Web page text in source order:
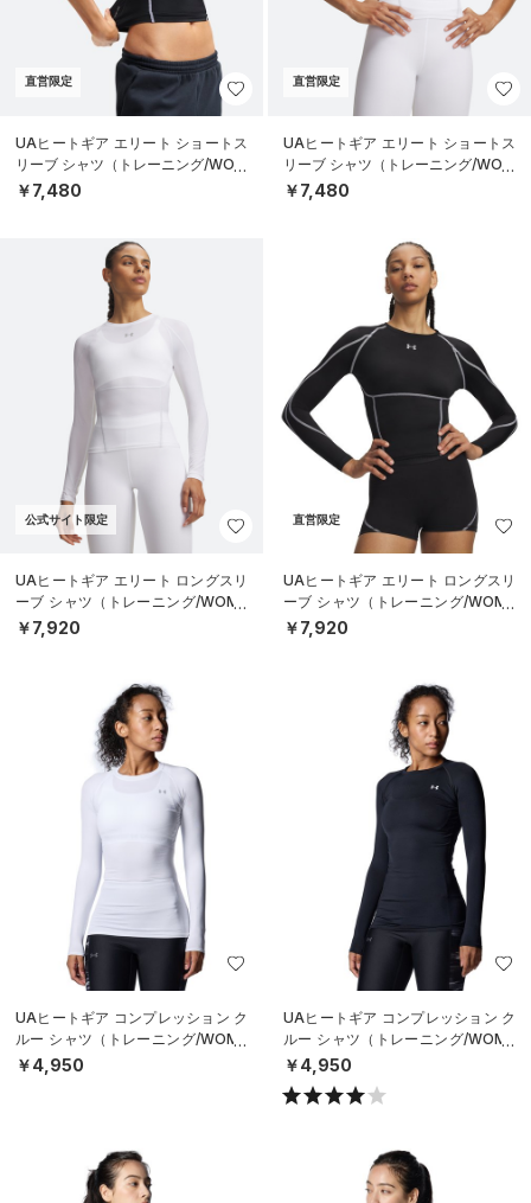
直営限定
UAヒートギア エリート ショートス
リーブ シャツ（トレーニング/WOM
EN）
￥7,480
直営限定
UAヒートギア エリート ショートス
リーブ シャツ（トレーニング/WOM
EN）
￥7,480
公式サイト限定
UAヒートギア エリート ロングスリ
ーブ シャツ（トレーニング/WOME
N）
￥7,920
直営限定
UAヒートギア エリート ロングスリ
ーブ シャツ（トレーニング/WOME
N）
￥7,920
UAヒートギア コンプレッション ク
ルー シャツ（トレーニング/WOME
N）
￥4,950
UAヒートギア コンプレッション ク
ルー シャツ（トレーニング/WOME
N）
￥4,950